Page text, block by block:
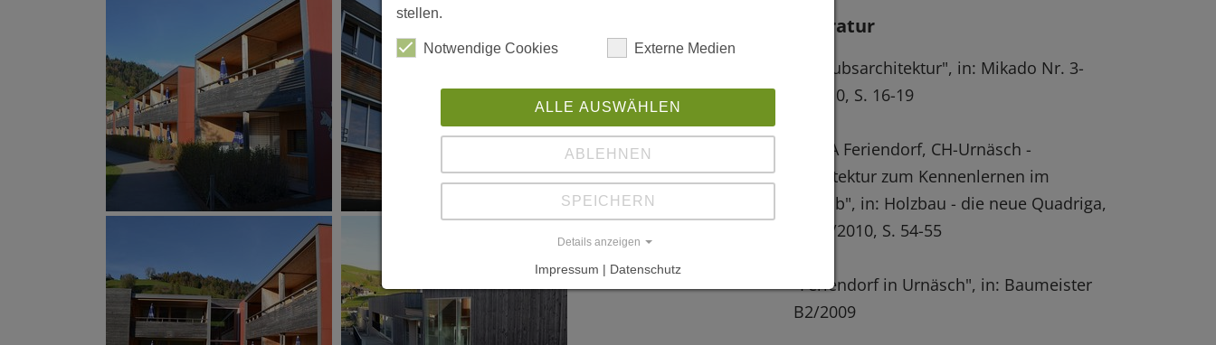
Literatur
"Urlaubsarchitektur", in: Mikado Nr. 3-
4/2010, S. 16-19
"REKA Feriendorf, CH-Urnäsch -
Architektur zum Kennenlernen im
Urlaub", in: Holzbau - die neue Quadriga,
Nr. 2/2010, S. 54-55
"Feriendorf in Urnäsch", in: Baumeister
B2/2009
stellen.
Notwendige Cookies Externe Medien
ALLE AUSWÄHLEN
ABLEHNEN
SPEICHERN
Details anzeigen
Impressum | Datenschutz